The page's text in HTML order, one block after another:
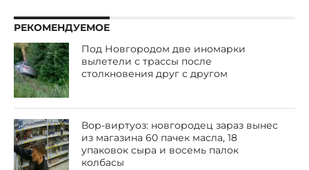
РЕКОМЕНДУЕМОЕ
Под Новгородом две иномарки
вылетели с трассы после
столкновения друг с другом
Вор-виртуоз: новгородец зараз вынес
из магазина 60 пачек масла, 18
упаковок сыра и восемь палок
колбасы